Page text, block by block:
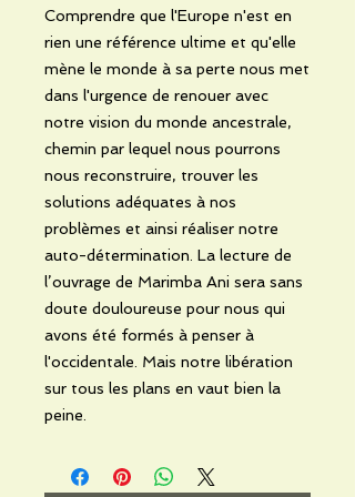
Comprendre que l'Europe n'est en
rien une référence ultime et qu'elle
mène le monde à sa perte nous met
dans l'urgence de renouer avec
notre vision du monde ancestrale,
chemin par lequel nous pourrons
nous reconstruire, trouver les
solutions adéquates à nos
problèmes et ainsi réaliser notre
auto-détermination. La lecture de
l’ouvrage de Marimba Ani sera sans
doute douloureuse pour nous qui
avons été formés à penser à
l'occidentale. Mais notre libération
sur tous les plans en vaut bien la
peine.